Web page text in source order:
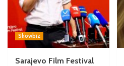
Showbiz
Sarajevo Film Festival